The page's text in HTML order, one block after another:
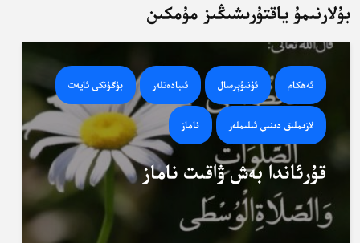
بۇلارنىمۇ ياقتۇرىشىڭىز مۇمكىن
ئەھكام ئۇنىۋېرسال ئىبادەتلەر بۈگۈنكى ئايەت
لازىملىق دىنىي ئىلىملەر ناماز
قۇرئاندا بەش ۋاقىت ناماز